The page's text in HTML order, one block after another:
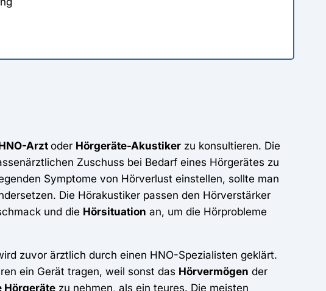
Arztoder Hörgeräte-Akustiker zu konsultieren. Die
Zuschuss bei Bedarf eines Hörgerätes zu
Symptome von Hörverlust einstellen, sollte man
Die Hörakustiker passen den Hörverstärker
und die Hörsituation an, um die Hörprobleme
zuvor ärztlich durch einen HNO-Spezialisten geklärt.
ein Gerät tragen, weil sonst das Hörvermögen der
Hörgeräte zu nehmen, als ein teures. Die meisten